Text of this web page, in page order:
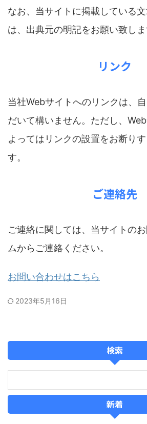
なお、当サイトに掲載している
は、出典元の明記をお願い致しま
リンク
当社Webサイトへのリンクは、
だいて構いません。ただし、
よってはリンクの設置をお断り
す。
ご連絡先
ご連絡に関しては、当サイトの
ムからご連絡ください。
お問い合わせはこちら
2023年5月16日
検索
新着